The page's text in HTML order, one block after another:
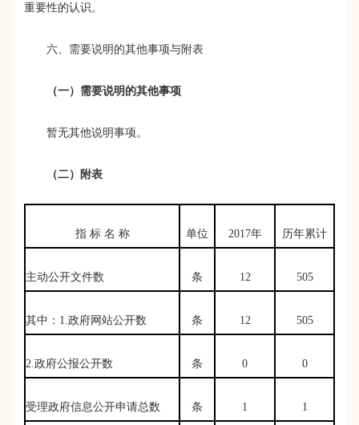
重要性的认识。
六、需要说明的其他事项与附表
（一）需要说明的其他事项
暂无其他说明事项。
（二）附表
指 标 名 称 单位 2017年 历年累计
主动公开文件数 条 12 505
其中：1.政府网站公开数 条 12 505
2.政府公报公开数 条 0 0
受理政府信息公开申请总数 条 1 1